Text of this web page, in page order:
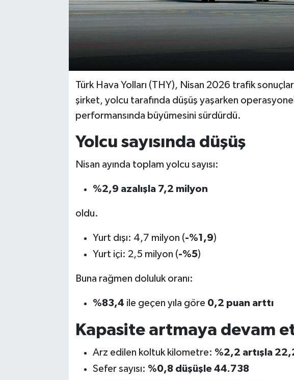
Türk Hava Yolları (THY), Nisan 2026 trafik
şirket, yolcu tarafında düşüş yaşarken
performansında büyümesini sürdürdü.
Yolcu sayısında düşüş
Nisan ayında toplam yolcu sayısı:
%2,9 azalışla 7,2 milyon
oldu.
Yurt dışı: 4,7 milyon (-%1,9)
Yurt içi: 2,5 milyon (-%5)
Buna rağmen doluluk oranı:
%83,4 ile geçen yıla göre 0,2 puan arttı
Kapasite artmaya devam
Arz edilen koltuk kilometre: %2,2 artışla
Sefer sayısı: %0,8 düşüşle 44.738